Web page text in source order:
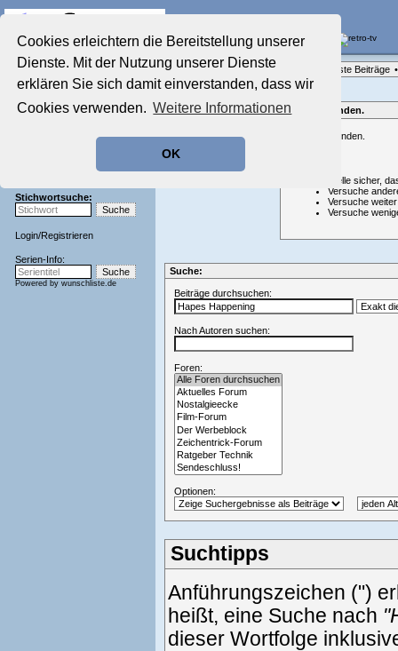
Cookies erleichtern die Bereitstellung unserer
Dienste. Mit der Nutzung unserer Dienste
erklären Sie sich damit einverstanden, dass wir
Cookies verwenden. Weitere Informationen
OK
Startseite
Aktuelles Forum
Film-Forum
Zeichentrick-Forum
Stichwortsuche:
Login/Registrieren
Serien-Info:
Powered by wunschliste.de
Forenliste • Themenübersicht Neueste Beiträge •
Nichts gefunden.
Nichts gefunden.
Stelle sicher,
Versuche
Versuche
Versuche
Suche:
Beiträge durchsuchen:
Nach Autoren suchen:
Foren:
Optionen:
Suchtipps
Anführungszeichen (")
heißt, eine Suche nach
dieser Wortfolge